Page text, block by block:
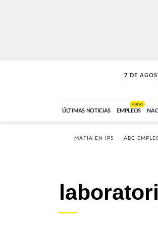
7 DE
SOLO
ÚLTIMAS NOTICIAS EMPLEOS
NUEVO
MAFIA EN IPS ABC